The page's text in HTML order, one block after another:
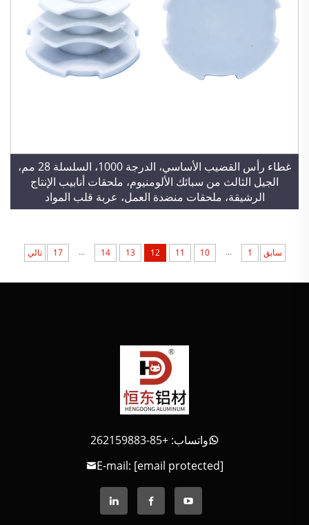
غطاء رأس القضيب الأساسي، الدرجة 1000، السلسلة 28 مم،
الجيل الثالث من سبائك الألومنيوم، ملحقات أنابيب الإنتاج
الرشيقة، ملحقات منضدة العمل، عربة قلب المواد
سابق 1
...
10
11
12
13
14
...
17 تالي
واتساب: +85-262159883
E-mail: [email protected]